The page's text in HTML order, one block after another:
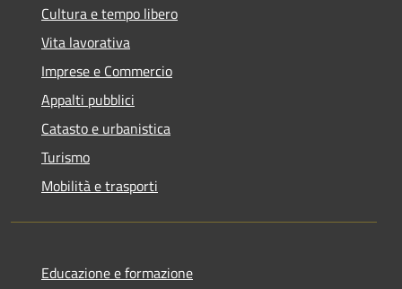
Cultura e tempo libero
Vita lavorativa
Imprese e Commercio
Appalti pubblici
Catasto e urbanistica
Turismo
Mobilità e trasporti
Educazione e formazione